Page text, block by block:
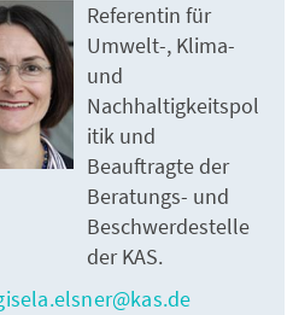
Referentin für
Umwelt-, Klima-
und
Nachhaltigkeitspol
itik und
Beauftragte der
Beratungs- und
Beschwerdestelle
der KAS.